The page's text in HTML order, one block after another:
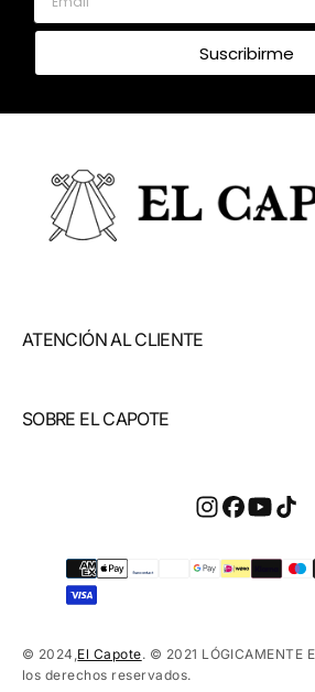
Suscribirme
ATENCIÓN AL CLIENTE
SOBRE EL CAPOTE
Métodos
© 2024,El Capote. © 2021 LÓGICAMENTE
los derechos reservados.